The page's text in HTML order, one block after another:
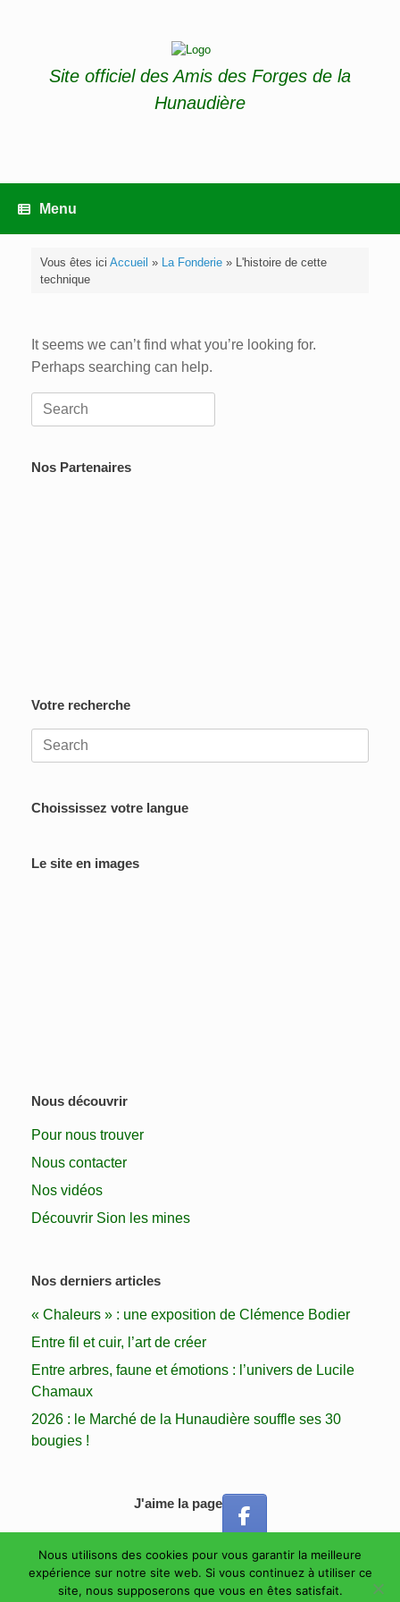
Site officiel des Amis des Forges de la
Hunaudière
Menu
Vous êtes ici Accueil » La Fonderie» L'histoire de cette
technique
It seems we can’t find what you’re looking for.
Perhaps searching can help.
Search
for:
Nos Partenaires
Votre recherche
Search
for:
Choississez votre langue
Le site en images
Nous découvrir
Pour nous trouver
Nous contacter
Nos vidéos
Découvrir Sion les mines
Nos derniers articles
« Chaleurs » : une exposition de Clémence Bodier
Entre fil et cuir, l’art de créer
Entre arbres, faune et émotions : l’univers de Lucile
Chamaux
2026 : le Marché de la Hunaudière souffle ses 30
bougies !
J'aime la page
Les Amis des Forges de la Hunaudière Copyright 2024 Tous droits
Nous utilisons des cookies pour vous garantir la meilleure
expérience sur notre site web. Si vous continuez à utiliser ce
site, nous supposerons que vous en êtes satisfait.